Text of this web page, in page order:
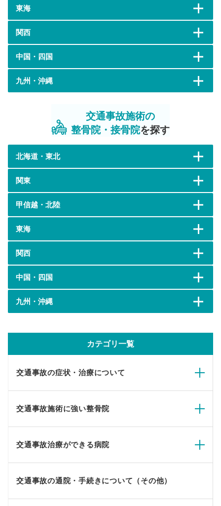
東海
関西
中国・四国
九州・沖縄
交通事故施術の
整骨院・接骨院を探す
北海道・東北
関東
甲信越・北陸
東海
関西
中国・四国
九州・沖縄
カテゴリ一覧
交通事故の症状・治療について
交通事故施術に強い整骨院
交通事故治療ができる病院
交通事故の通院・手続きについて（その他）